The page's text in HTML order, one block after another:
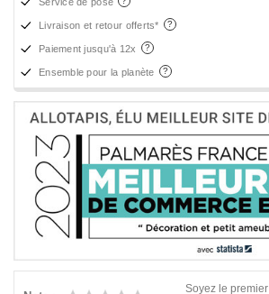
Livraison et retour offerts*
Paiement jusqu'à 12x
Ensemble pour la planète
Soyez le premier